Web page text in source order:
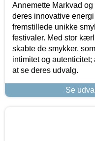
Annemette Markvad
deres innovative
fremstillede unikke
festivaler. Med stor
skabte de smykker,
intimitet og
at se deres udvalg.
Se